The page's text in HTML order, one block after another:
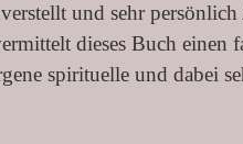
und sehr
dieses Buch einen
spirituelle und dabei